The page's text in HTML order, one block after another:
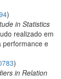
)
in Statistics
realizado em
performance e
)
in Relation